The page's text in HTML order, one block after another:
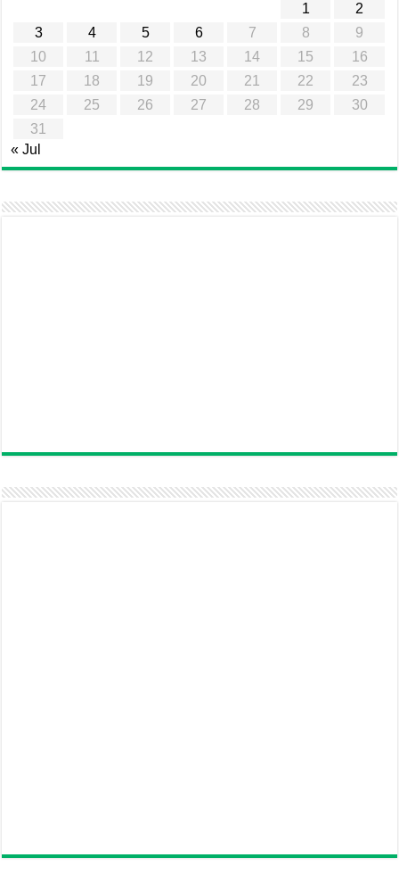
1
2
3
4 5 6 7 8
9
10
11 12 13 14 15
16
17
18 19 20 21 22
23
24
25 26 27 28 29
30
31
« Jul